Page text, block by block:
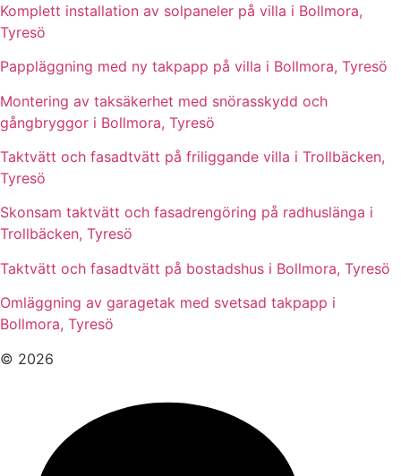
Komplett installation av solpaneler på villa i Bollmora,
Tyresö
Pappläggning med ny takpapp på villa i Bollmora, Tyresö
Montering av taksäkerhet med snörasskydd och
gångbryggor i Bollmora, Tyresö
Taktvätt och fasadtvätt på friliggande villa i Trollbäcken,
Tyresö
Skonsam taktvätt och fasadrengöring på radhuslänga i
Trollbäcken, Tyresö
Taktvätt och fasadtvätt på bostadshus i Bollmora, Tyresö
Omläggning av garagetak med svetsad takpapp i
Bollmora, Tyresö
© 2026